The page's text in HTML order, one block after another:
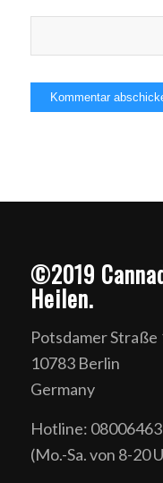
©2019
Heilen.
Potsdamer Straße
10783 Berlin
Germany
Hotline:
(Mo.-Sa. von 8-20